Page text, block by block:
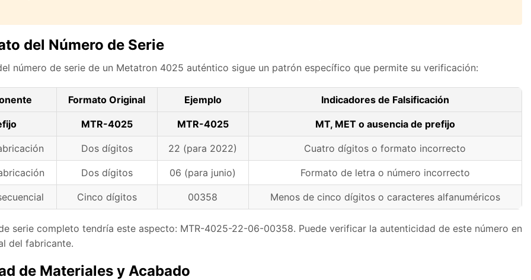
del Número de Serie
número de serie de un Metatron 4025 auténtico sigue un patrón específico que permite su verificación:
Formato Original Ejemplo Indicadores de Falsificación
MTR-4025 MTR-4025 MT, MET o ausencia de prefijo
Dos dígitos 22 (para 2022) Cuatro dígitos o formato incorrecto
Dos dígitos 06 (para junio) Formato de letra o número incorrecto
Cinco dígitos 00358 Menos de cinco dígitos o caracteres alfanuméricos
serie completo tendría este aspecto: MTR-4025-22-06-00358. Puede verificar la autenticidad de este número en
del fabricante.
de Materiales y Acabado